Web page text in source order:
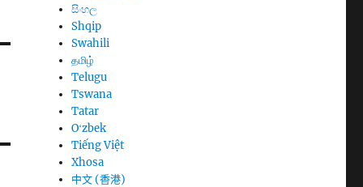
සිංහල
Shqip
Swahili
தமிழ்
Telugu
Tswana
Tatar
Oʻzbek
Tiếng Việt
Xhosa
中文 (香港)